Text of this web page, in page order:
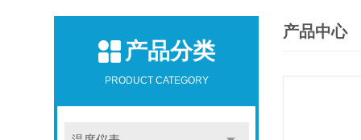
产品分类
PRODUCT CATEGORY
产品中心